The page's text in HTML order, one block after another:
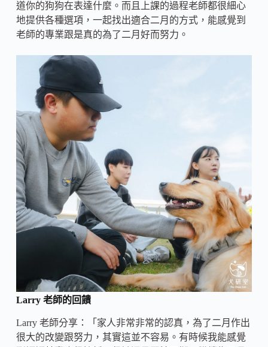
道你的狗狗在表達什麼。而且上課的過程老師都很細心
地提供各種選項，一起找出適合二月的方式，能感覺到
老師的專業跟是真的為了二月好而努力。
Larry 老師的回饋
Larry 老師分享：「家人非常非常的認真，為了二月作出
很大的改變跟努力，其實這並不容易。有時候我能感覺